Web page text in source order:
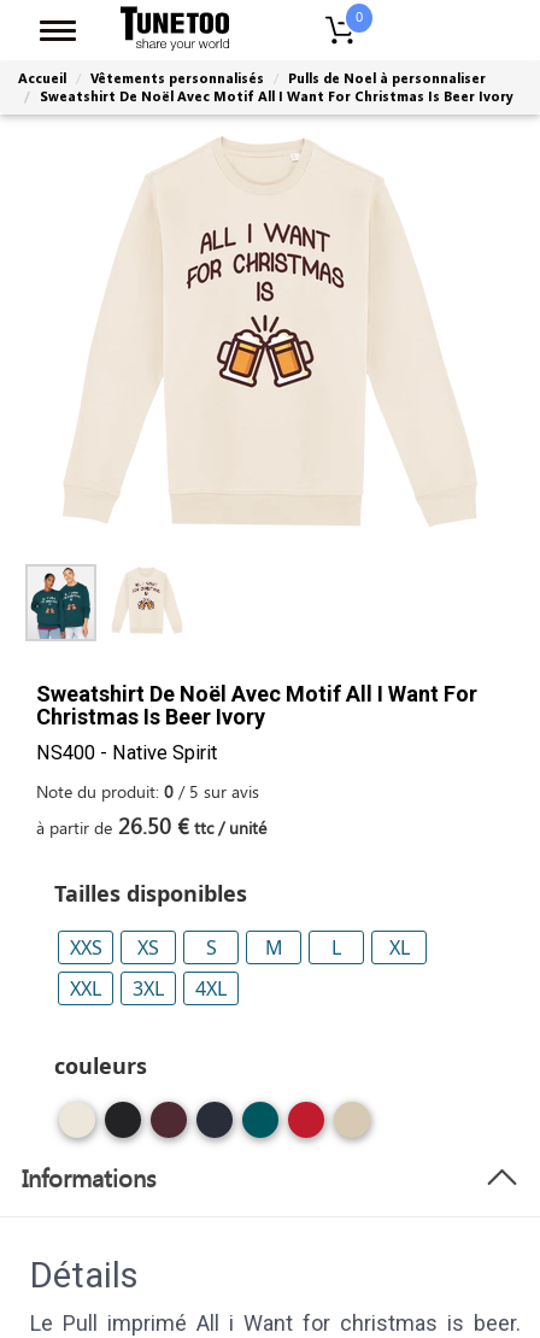
0
Accueil Vêtements personnalisés
Pulls de Noel à personnaliser
Sweatshirt De Noël Avec Motif All I Want For Christmas Is Beer Ivory
Sweatshirt De Noël Avec Motif All I Want For
Christmas Is Beer Ivory
NS400 - Native Spirit
Note du produit: 0 / 5 sur avis
à partir de 26.50 € ttc / unité
Tailles disponibles
XXS XS S M L
XL
XXL
3XL 4XL
couleurs
Informations
Détails
Le Pull imprimé All i Want for christmas is beer.